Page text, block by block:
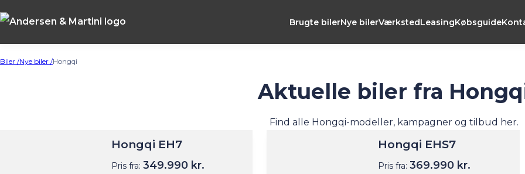
Brugte bilerNye bilerVærkstedLeasingKøbsguide
Biler /Nye biler /Hongqi
Aktuelle biler fra
Find alle Hongqi-modeller, kampagner og tilbud her.
Hongqi EH7
Pris fra: 349.990 kr.
Hongqi EHS7
Pris fra:369.990 kr.